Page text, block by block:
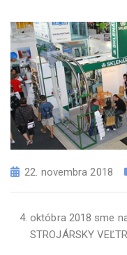
22. novembra 2018
októbra 2018 sme
STROJÁRSKY